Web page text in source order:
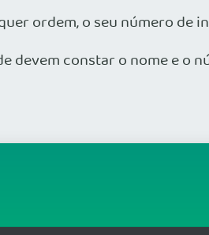
ordem, o seu número de
devem constar o nome e o